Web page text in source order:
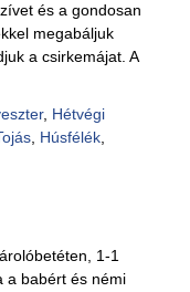
és a gondosan
megabáljuk
a csirkemájat. A
, Hétvégi
, Húsfélék,
1-1
a babért és némi